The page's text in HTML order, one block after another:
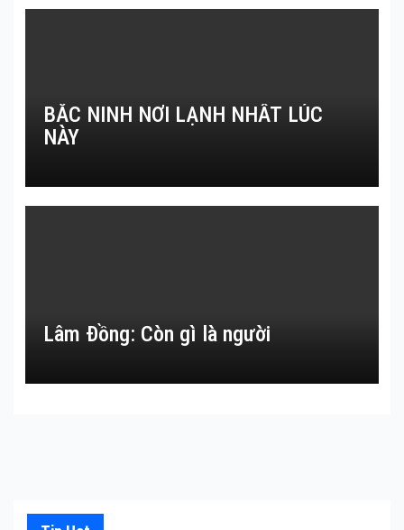
BẮC NINH NƠI LẠNH NHẤT LÚC
NÀY
Lâm Đồng: Còn gì là người